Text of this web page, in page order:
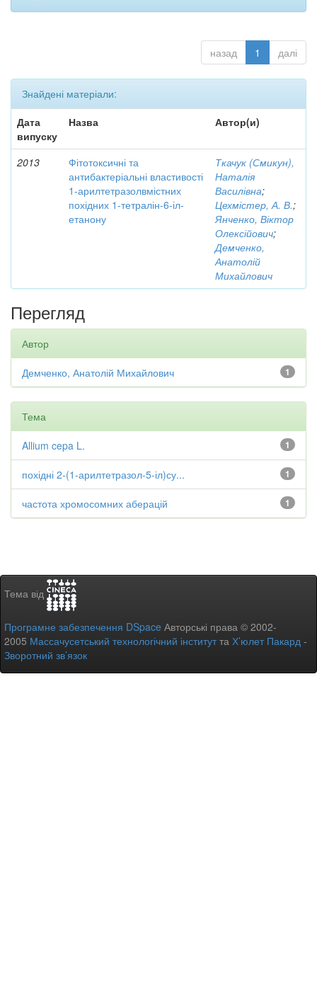
назад 1 далі
Знайдені матеріали:
Дата
випуску
Назва Автор(и)
2013
Фітотоксичні та
антибактеріальні властивості
1-арилтетразолвмістних
похідних 1-тетралін-6-іл-
етанону
Ткачук (Смикун),
Наталія
Василівна;
Цехмістер, А. В.;
Янченко, Віктор
Олексійович;
Демченко,
Анатолій
Михайлович
Перегляд
Автор
1
Демченко, Анатолій Михайлович
Тема
1
Allium cepa L.
1
похідні 2-(1-арилтетразол-5-іл)су...
1
частота хромосомних аберацій
Тема від
Програмне забезпечення DSpace Авторські права © 2002-
2005 Массачусетський технологічний інститутта Х’юлет Пакард -
Зворотний зв’язок